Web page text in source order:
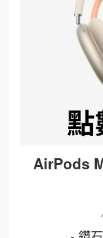
AirPods